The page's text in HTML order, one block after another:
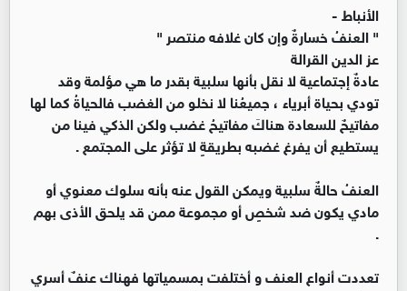
الأنباط -
" العنفُ خسارةٌ وإن كان غلافه منتصر "
عز الدين القرالة
عادةٌ إجتماعية لا نقل بأنها سلبية بقدر ما هي مؤلمة وقد
تودي بحياة أبرياء ، جميعُنا لا نخلو من الغضب فالحياةُ كما لها
مفاتيحٌ للسعادة هناكَ مفاتيحُ غضب ولكن الذكي فينا من
يستطيع أن يفرغ غضبه بطريقةٍ لا تؤثر على المجتمع .
العنفُ حالةٌ سلبية ويمكن القول عنه بأنه سلوك معنوي أو
مادي يكون ضد شخصٍ أو مجموعة ممن قد يلحق الأذى بهم
.
تعددت أنواع العنف و أختلفت بمسمياتها فهناك عنفٌ أسري